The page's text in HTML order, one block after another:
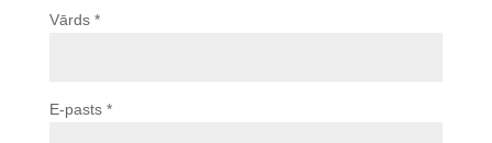
Vārds *
E-pasts *